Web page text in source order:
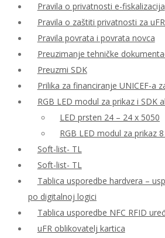
Pravila o privatnosti e-fiskalizacija
Pravila o zaštiti privatnosti za
Pravila povrata i povrata novca
Preuzimanje tehničke
Preuzmi SDK
Prilika za financiranje UNICEF-a
RGB LED modul za prikaz i SDK
LED prsten 24 – 24 x 5050
RGB LED modul za prikaz
Soft-list- TL
Soft-list- TL
Tablica usporedbe hardvera –
po digitalnoj logici
Tablica usporedbe NFC RFID
uFR oblikovatelj kartica